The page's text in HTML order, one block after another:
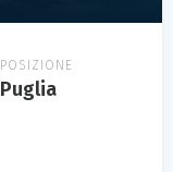
POSIZIONE
Puglia